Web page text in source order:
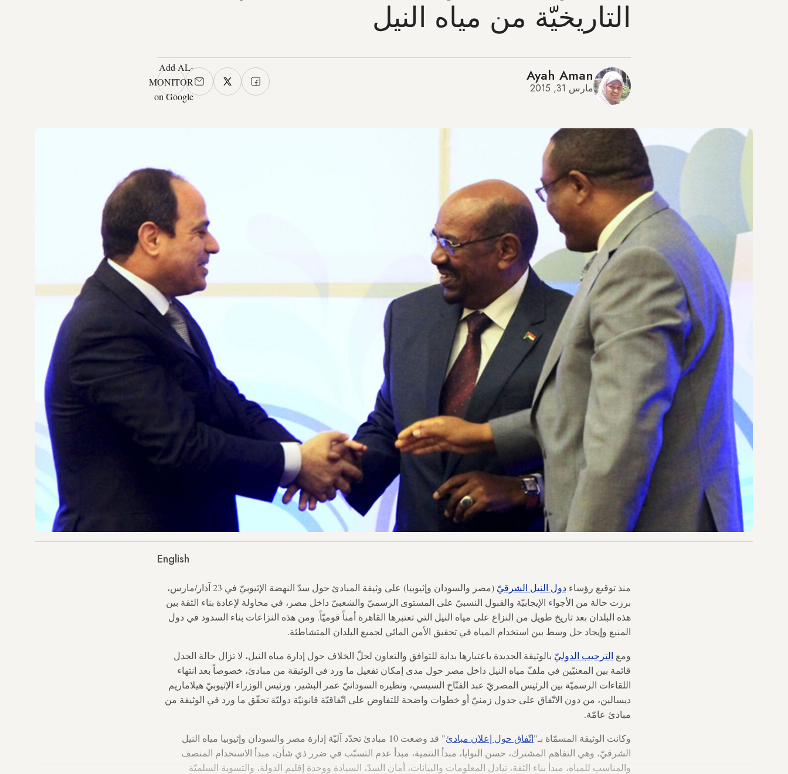
التاريخيّة من مياه النيل
Ayah Aman
مارس 31, 2015
Add AL-
MONITOR
on Google
English
منذ توقيع رؤساء دول النيل الشرقيّ
(مصر والسودان وإثيوبيا) على وثيقة المبادئ حول سدّ النهضة الإثيوبيّ في 23 آذار/مارس،
برزت حالة من الأجواء الإيجابيّة والقبول النسبيّ على المستوى الرسميّ والشعبيّ داخل مصر، في محاولة لإعادة بناء الثقة بين
هذه البلدان بعد تاريخ طويل من النزاع على مياه النيل التي تعتبرها القاهرة أمناً قوميّاً. ومن هذه النزاعات بناء السدود في دول
المنبع وإيجاد حل وسط بين استخدام المياه في تحقيق الأمن المائي لجميع البلدان المتشاطئة.
ومع الترحيب الدوليّ بالوثيقة الجديدة باعتبارها بداية للتوافق والتعاون لحلّ الخلاف حول إدارة مياه النيل، لا تزال حالة الجدل
قائمة بين المعنيّين في ملفّ مياه النيل داخل مصر حول مدى إمكان تفعيل ما ورد في الوثيقة من مبادئ، خصوصاً بعد انتهاء
اللقاءات الرسميّة بين الرئيس المصريّ عبد الفتّاح السيسي، ونظيره السودانيّ عمر البشير، ورئيس الوزراء الإثيوبيّ هيلاماريم
ديسالين، من دون الاتّفاق على جدول زمنيّ أو خطوات واضحة للتفاوض على اتّفاقيّة قانونيّة دوليّة تحقّق ما ورد في الوثيقة من
مبادئ عامّة.
وكانت الوثيقة المسمّاة بـ"اتّفاق حول إعلان مبادئ
" قد وضعت 10 مبادئ تحدّد آليّة إدارة مصر والسودان وإثيوبيا مياه النيل
الشرقيّ، وهي التفاهم المشترك، حسن النوايا، مبدأ التنمية، مبدأ عدم التسبّب في ضرر ذي شأن، مبدأ الاستخدام المنصف
والمناسب للمياه، مبدأ بناء الثقة، تبادل المعلومات والبيانات، أمان السدّ، السيادة ووحدة إقليم الدولة، والتسوية السلميّة